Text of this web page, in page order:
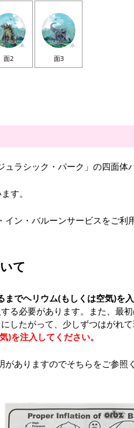
面2 面3
ラシック・パーク」の四面体
す。
イン・バルーンサービスをご利
て
までヘリウム(もしくは空気)を入
る必要があります。また、最
したがって、少しずつはがれ
)を注入してください。
ありますのでそちらをご参照